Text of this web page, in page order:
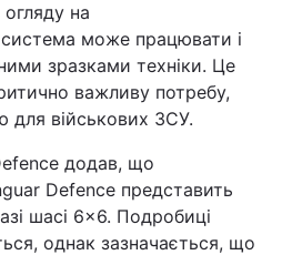
на
система може працювати і
зразками техніки. Це
важливу потребу,
для військових ЗСУ.
додав, що
Defence представить
шасі 6×6. Подробиці
однак зазначається, що